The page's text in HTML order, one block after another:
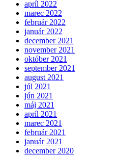
apríl 2022
marec 2022
február 2022
január 2022
december 2021
november 2021
október 2021
september 2021
august 2021
júl 2021
jún 2021
máj 2021
apríl 2021
marec 2021
február 2021
január 2021
december 2020